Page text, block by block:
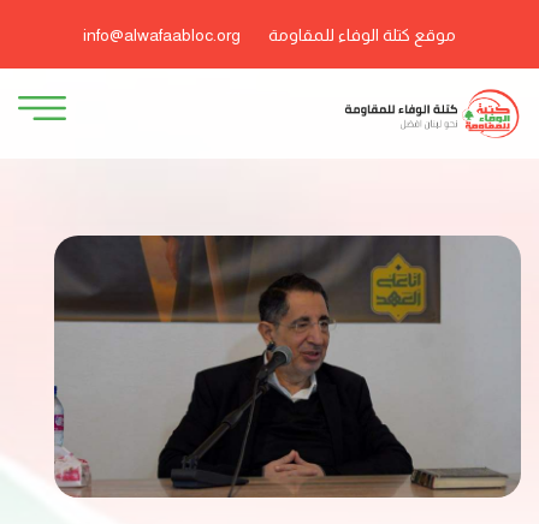
موقع كتلة الوفاء للمقاومة info@alwafaabloc.org